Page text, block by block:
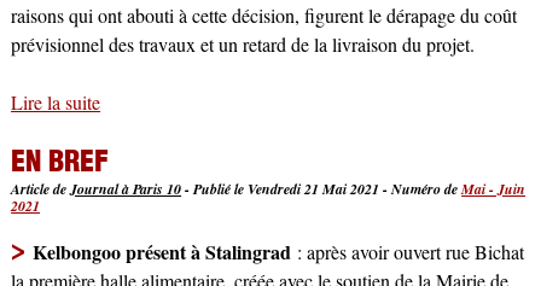
raisons qui ont abouti à cette décision, figurent le dérapage du coût
prévisionnel des travaux et un retard de la livraison du projet.
Lire la suite
EN BREF
Article deJournal à Paris 10-Publié le Vendredi 21 Mai 2021 -Numéro deMai - Juin
2021
> Kelbongoo présent à Stalingrad : après avoir ouvert rue Bichat
la première halle alimentaire, créée avec le soutien de la Mairie de